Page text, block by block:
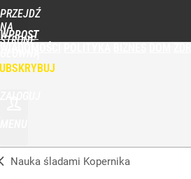
PRZEJDŹ
NA
STRONĘ
WPROST
Nauka śladami Kopernika